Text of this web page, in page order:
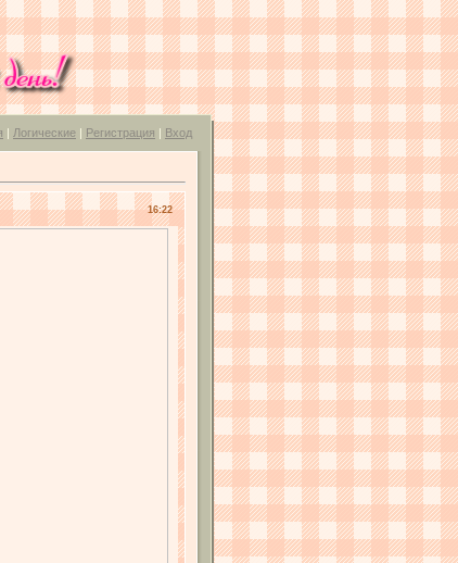
| Логические | Регистрация | Вход
16:22